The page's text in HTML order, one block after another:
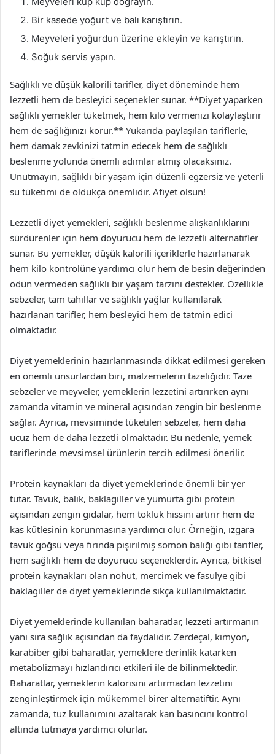
Bir kasede yoğurt ve balı karıştırın.
Meyveleri yoğurdun üzerine ekleyin ve karıştırın.
Soğuk servis yapın.
Sağlıklı ve düşük kalorili tarifler, diyet döneminde hem
lezzetli hem de besleyici seçenekler sunar. **Diyet yaparken
sağlıklı yemekler tüketmek, hem kilo vermenizi kolaylaştırır
hem de sağlığınızı korur.** Yukarıda paylaşılan tariflerle,
hem damak zevkinizi tatmin edecek hem de sağlıklı
beslenme yolunda önemli adımlar atmış olacaksınız.
Unutmayın, sağlıklı bir yaşam için düzenli egzersiz ve yeterli
su tüketimi de oldukça önemlidir. Afiyet olsun!
Lezzetli diyet yemekleri, sağlıklı beslenme alışkanlıklarını
sürdürenler için hem doyurucu hem de lezzetli alternatifler
sunar. Bu yemekler, düşük kalorili içeriklerle hazırlanarak
hem kilo kontrolüne yardımcı olur hem de besin değerinden
ödün vermeden sağlıklı bir yaşam tarzını destekler. Özellikle
sebzeler, tam tahıllar ve sağlıklı yağlar kullanılarak
hazırlanan tarifler, hem besleyici hem de tatmin edici
olmaktadır.
Diyet yemeklerinin hazırlanmasında dikkat edilmesi gereken
en önemli unsurlardan biri, malzemelerin tazeliğidir. Taze
sebzeler ve meyveler, yemeklerin lezzetini artırırken aynı
zamanda vitamin ve mineral açısından zengin bir beslenme
sağlar. Ayrıca, mevsiminde tüketilen sebzeler, hem daha
ucuz hem de daha lezzetli olmaktadır. Bu nedenle, yemek
tariflerinde mevsimsel ürünlerin tercih edilmesi önerilir.
Protein kaynakları da diyet yemeklerinde önemli bir yer
tutar. Tavuk, balık, baklagiller ve yumurta gibi protein
açısından zengin gıdalar, hem tokluk hissini artırır hem de
kas kütlesinin korunmasına yardımcı olur. Örneğin, ızgara
tavuk göğsü veya fırında pişirilmiş somon balığı gibi tarifler,
hem sağlıklı hem de doyurucu seçeneklerdir. Ayrıca, bitkisel
protein kaynakları olan nohut, mercimek ve fasulye gibi
baklagiller de diyet yemeklerinde sıkça kullanılmaktadır.
Diyet yemeklerinde kullanılan baharatlar, lezzeti artırmanın
yanı sıra sağlık açısından da faydalıdır. Zerdeçal, kimyon,
karabiber gibi baharatlar, yemeklere derinlik katarken
metabolizmayı hızlandırıcı etkileri ile de bilinmektedir.
Baharatlar, yemeklerin kalorisini artırmadan lezzetini
zenginleştirmek için mükemmel birer alternatiftir. Aynı
zamanda, tuz kullanımını azaltarak kan basıncını kontrol
altında tutmaya yardımcı olurlar.